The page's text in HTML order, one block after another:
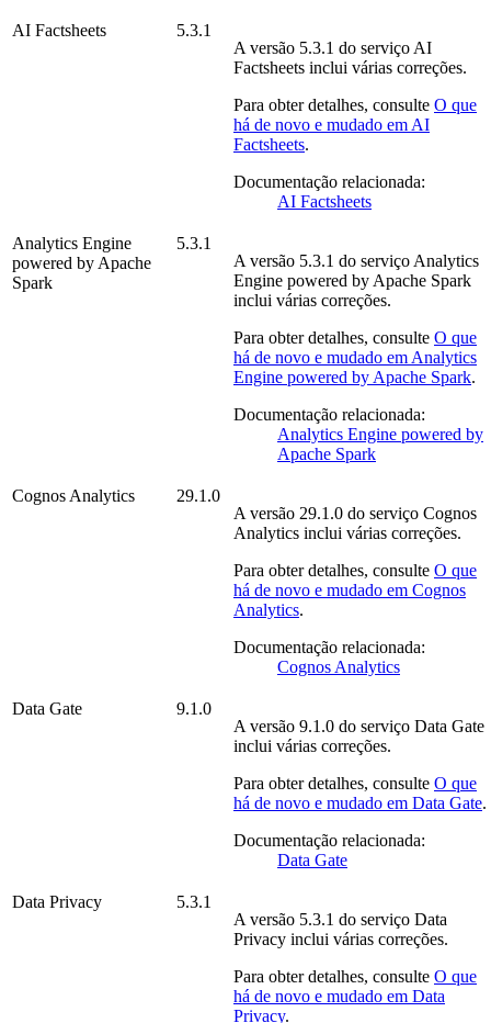
AI Factsheets
5.3.1
A versão 5.3.1 do serviçoAI
Factsheets inclui várias correções.
Para obter detalhes, consulte O que
há de novo e mudado emAI
Factsheets.
Documentação relacionada:
AI Factsheets
Analytics Engine
powered by Apache
Spark
5.3.1
A versão 5.3.1 do serviçoAnalytics
Engine powered by Apache Spark
inclui várias correções.
Para obter detalhes, consulte O que
há de novo e mudado emAnalytics
Engine powered by Apache Spark.
Documentação relacionada:
Analytics Engine powered by
Apache Spark
Cognos Analytics
29.1.0
A versão 29.1.0 do serviço Cognos
Analytics inclui várias correções.
Para obter detalhes, consulte O que
há de novo e mudado em Cognos
Analytics.
Documentação relacionada:
Cognos Analytics
Data Gate
9.1.0
A versão 9.1.0 do serviço Data Gate
inclui várias correções.
Para obter detalhes, consulte O que
há de novo e mudado em Data Gate.
Documentação relacionada:
Data Gate
Data Privacy
5.3.1
A versão 5.3.1 do serviço Data
Privacy inclui várias correções.
Para obter detalhes, consulte O que
há de novo e mudado em Data
Privacy.